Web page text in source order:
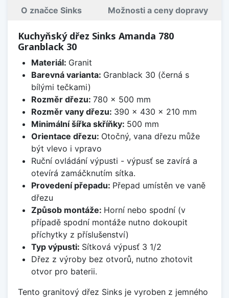
O značce Sinks Možnosti a ceny dopravy
Kuchyňský dřez Sinks Amanda 780
Granblack 30
Materiál: Granit
Barevná varianta: Granblack 30 (černá s
bílými tečkami)
Rozměr dřezu: 780 x 500 mm
Rozměr vany dřezu: 390 x 430 x 210 mm
Minimální šířka skříňky: 500 mm
Orientace dřezu: Otočný, vana dřezu může
být vlevo i vpravo
Ruční ovládání výpusti - výpusť se zavírá a
otevírá zamáčknutím sítka.
Provedení přepadu: Přepad umístěn ve vaně
dřezu
Způsob montáže: Horní nebo spodní (v
případě spodní montáže nutno dokoupit
příchytky z příslušenství)
Typ výpusti: Sítková výpusť 3 1/2
Dřez z výroby bez otvorů, nutno zhotovit
otvor pro baterii.
Tento granitový dřez Sinks je vyroben z jemného